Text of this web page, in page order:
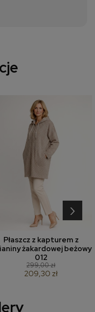
Płaszcz z kapturem z
żakardowej beżowy
012
299,00 zł
209,30 zł
›